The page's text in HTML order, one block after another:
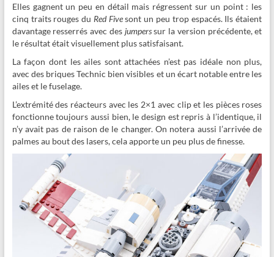
Elles gagnent un peu en détail mais régressent sur un point : les
cinq traits rouges du Red Fivesont un peu trop espacés. Ils étaient
davantage resserrés avec des jumperssur la version précédente, et
le résultat était visuellement plus satisfaisant.
La façon dont les ailes sont attachées n’est pas idéale non plus,
avec des briques Technic bien visibles et un écart notable entre les
ailes et le fuselage.
L’extrémité des réacteurs avec les 2×1 avec clip et les pièces roses
fonctionne toujours aussi bien, le design est repris à l’identique, il
n’y avait pas de raison de le changer. On notera aussi l’arrivée de
palmes au bout des lasers, cela apporte un peu plus de finesse.